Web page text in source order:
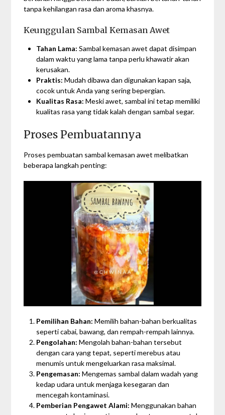
tanpa kehilangan rasa dan aroma khasnya.
Keunggulan Sambal Kemasan Awet
Tahan Lama: Sambal kemasan awet dapat disimpan
dalam waktu yang lama tanpa perlu khawatir akan
kerusakan.
Praktis: Mudah dibawa dan digunakan kapan saja,
cocok untuk Anda yang sering bepergian.
Kualitas Rasa: Meski awet, sambal ini tetap memiliki
kualitas rasa yang tidak kalah dengan sambal segar.
Proses Pembuatannya
Proses pembuatan sambal kemasan awet melibatkan
beberapa langkah penting:
Pemilihan Bahan: Memilih bahan-bahan berkualitas
seperti cabai, bawang, dan rempah-rempah lainnya.
Pengolahan: Mengolah bahan-bahan tersebut
dengan cara yang tepat, seperti merebus atau
menumis untuk mengeluarkan rasa maksimal.
Pengemasan: Mengemas sambal dalam wadah yang
kedap udara untuk menjaga kesegaran dan
mencegah kontaminasi.
Pemberian Pengawet Alami: Menggunakan bahan